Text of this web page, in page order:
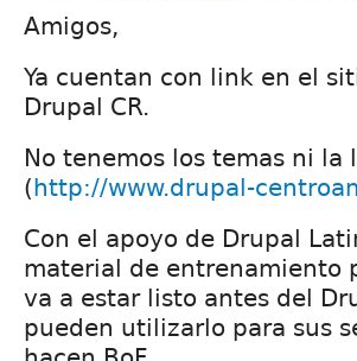
Amigos,
Ya cuentan con link en el
Drupal CR.
No tenemos los temas ni
(http://www.drupal-
Con el apoyo de Drupal
material de entrenamiento
va a estar listo antes del
pueden utilizarlo para sus